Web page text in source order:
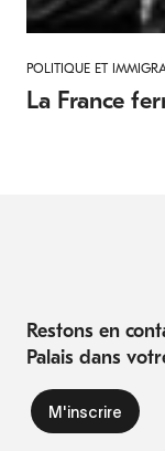
POLITIQUE ET
La France
Restons en
Palais dans